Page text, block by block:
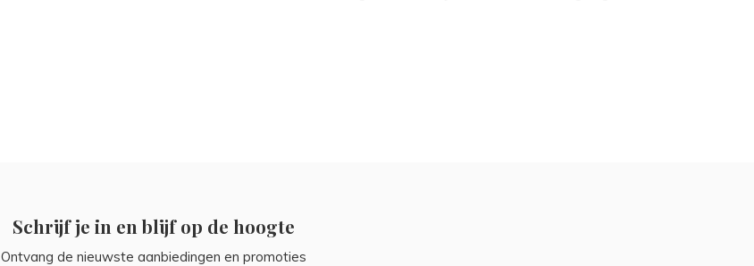
Schrijf je in en blijf op de hoogte
Ontvang de nieuwste aanbiedingen en promoties